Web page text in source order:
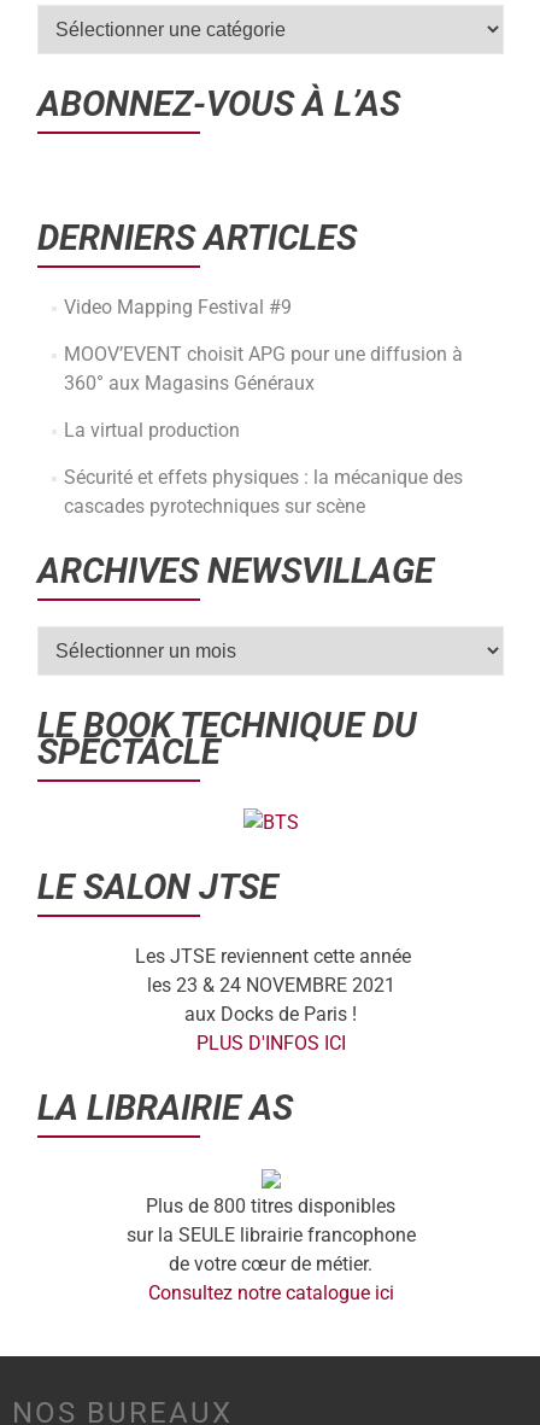
ABONNEZ-VOUS À L’AS
DERNIERS ARTICLES
Video Mapping Festival #9
MOOV’EVENT choisit APG pour une diffusion à
360° aux Magasins Généraux
La virtual production
Sécurité et effets physiques : la mécanique des
cascades pyrotechniques sur scène
ARCHIVES NEWSVILLAGE
LE BOOK TECHNIQUE DU
SPECTACLE
LE SALON JTSE
Les JTSE reviennent cette année
les 23 & 24 NOVEMBRE 2021
aux Docks de Paris !
PLUS D'INFOS ICI
LA LIBRAIRIE AS
Plus de 800 titres disponibles
sur la SEULE librairie francophone
de votre cœur de métier.
Consultez notre catalogue ici
NOS BUREAUX